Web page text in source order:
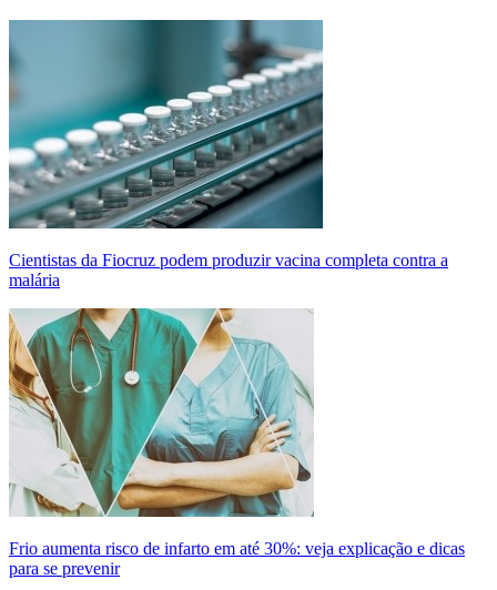
Cientistas da Fiocruz podem produzir vacina completa contra a
malária
Frio aumenta risco de infarto em até 30%: veja explicação e dicas
para se prevenir